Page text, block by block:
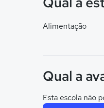
Alimentação
Qual a
Esta escola não